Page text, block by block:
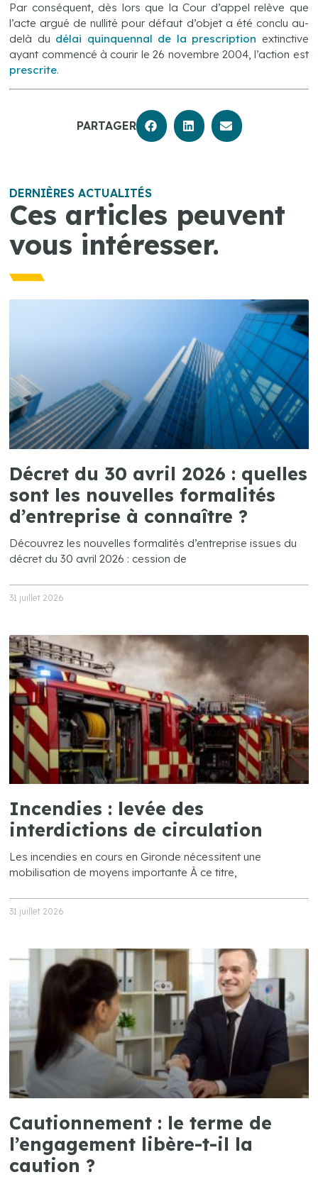
Par conséquent, dès lors que la Cour d’appel relève que
l’acte argué de nullité pour défaut d’objet a été conclu au-
delà du délai quinquennal de la prescription extinctive
ayant commencé à courir le 26 novembre 2004, l’action est
prescrite.
PARTAGER
DERNIÈRES ACTUALITÉS
Ces articles peuvent
vous intéresser.
Décret du 30 avril 2026 : quelles
sont les nouvelles formalités
d’entreprise à connaître ?
Découvrez les nouvelles formalités d’entreprise issues du
décret du 30 avril 2026 : cession de
31 juillet 2026
Incendies : levée des
interdictions de circulation
Les incendies en cours en Gironde nécessitent une
mobilisation de moyens importante À ce titre,
31 juillet 2026
Cautionnement : le terme de
l’engagement libère-t-il la
caution ?